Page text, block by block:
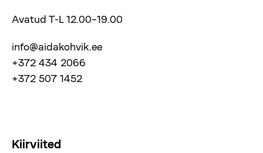
Avatud T-L 12.00–19.00
info@aidakohvik.ee
+372 434 2066
+372 507 1452
Kiirviited